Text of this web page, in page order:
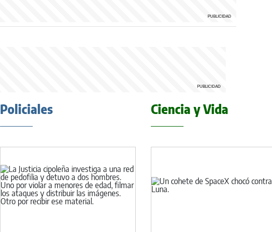
Policiales Ciencia y Vida